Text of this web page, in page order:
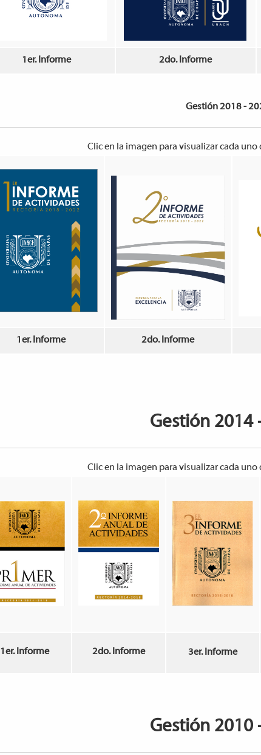
1er. Informe 2do. Informe
Gestión 2018 -
Clic en la imagen para visualizar cada
1er. Informe 2do. Informe
Gestión 2014
Clic en la imagen para visualizar cada
1er. Informe 2do. Informe 3er. Informe
Gestión 2010